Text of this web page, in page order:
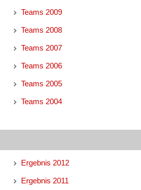
Teams 2009
Teams 2008
Teams 2007
Teams 2006
Teams 2005
Teams 2004
Ergebnis 2012
Ergebnis 2011